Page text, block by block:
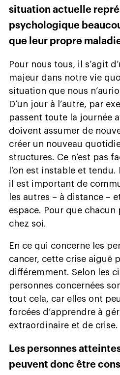
situation actuelle
psychologique
que leur propre
Pour nous tous, il s’agit
majeur dans notre vie
situation que nous
D’un jour à l’autre, par
passent toute la journée
doivent assumer de
créer un nouveau
structures. Ce n’est pas
l’on est instable et
il est important de
les autres – à distance –
espace. Pour que chacun
chez soi.
En ce qui concerne les
cancer, cette crise aiguë
différemment. Selon les
personnes concernées
tout cela, car elles ont
forcées d’apprendre à
extraordinaire et de crise.
Les personnes
peuvent donc être